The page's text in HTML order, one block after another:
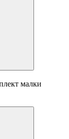
малки